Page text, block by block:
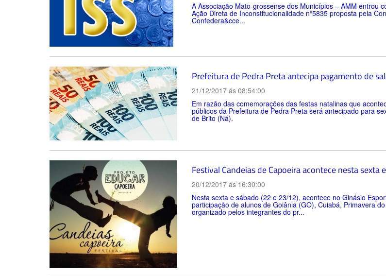
A Associação Mato-grossense dos Municípios – AMM entrou
Ação Direta de Inconstitucionalidade nº5835 proposta pela
Confedera&cce...
Prefeitura de Pedra Preta antecipa pagamento de
21/12/2017 ás 08:54:00
Em razão das comemorações das festas natalinas que
públicos da Prefeitura de Pedra Preta será antecipado para
de Brito (Ná).
Festival Candeias de Capoeira acontece nesta sexta
20/12/2017 ás 16:30:00
Nesta sexta e sábado (22 e 23/12), acontece no Ginásio
participação de alunos de Goiânia (GO), Cuiabá, Primavera
organizado pelos integrantes do pr...